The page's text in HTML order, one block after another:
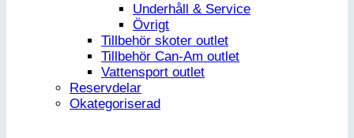
Underhåll & Service
Övrigt
Tillbehör skoter outlet
Tillbehör Can-Am outlet
Vattensport outlet
Reservdelar
Okategoriserad